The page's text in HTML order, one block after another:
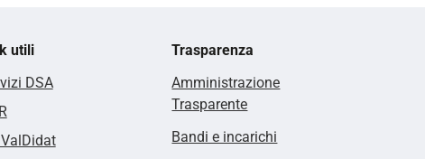
utili
DSA
Trasparenza
Amministrazione
Trasparente
Bandi e incarichi